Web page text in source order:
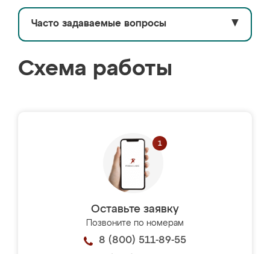
Часто задаваемые вопросы ▼
Схема работы
Оставьте заявку
Позвоните по номерам
8 (800) 511-89-55